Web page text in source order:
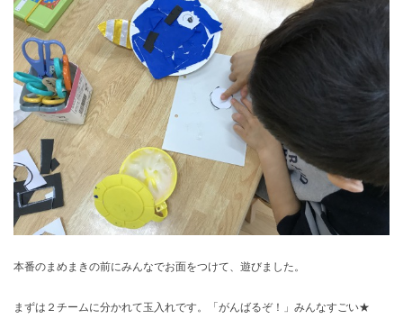
本番のまめまきの前にみんなでお面をつけて、遊びました。
まずは２チームに分かれて玉入れです。「がんばるぞ！」みんなすごい★